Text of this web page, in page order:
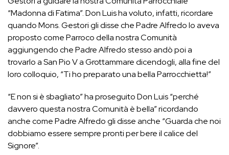
“Madonna di Fatima”. Don Luis ha voluto, infatti, ricordare
quando Mons. Gestori gli disse che Padre Alfredo lo aveva
proposto come Parroco della nostra Comunità
aggiungendo che Padre Alfredo stesso andò poi a
trovarlo a San Pio V a Grottammare dicendogli, alla fine del
loro colloquio, “Ti ho preparato una bella Parrocchietta!”
“E non si è sbagliato” ha proseguito Don Luis “perché
davvero questa nostra Comunità è bella” ricordando
anche come Padre Alfredo gli disse anche “Guarda che noi
dobbiamo essere sempre pronti per bere il calice del
Signore”.